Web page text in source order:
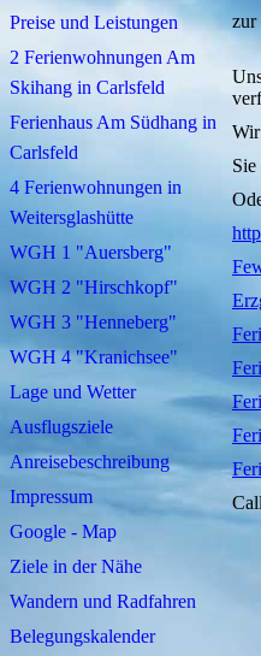
Preise und Leistungen
2 Ferienwohnungen Am
Skihang in Carlsfeld
Ferienhaus Am Südhang in
Carlsfeld
4 Ferienwohnungen in
Weitersglashütte
WGH 1 "Auersberg"
WGH 2 "Hirschkopf"
WGH 3 "Henneberg"
WGH 4 "Kranichsee"
Lage und Wetter
Ausflugsziele
Anreisebeschreibung
Impressum
Google - Map
Ziele in der Nähe
Wandern und Radfahren
Belegungskalender
zur